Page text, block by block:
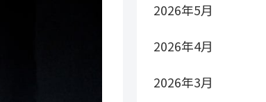
2026年5月
2026年4月
2026年3月